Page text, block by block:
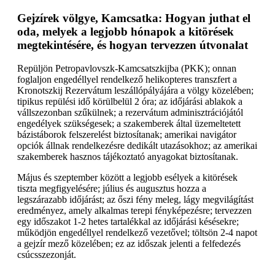
Gejzírek völgye, Kamcsatka: Hogyan juthat el
oda, melyek a legjobb hónapok a kitörések
megtekintésére, és hogyan tervezzen útvonalat
Repüljön Petropavlovszk-Kamcsatszkijba (PKK); onnan
foglaljon engedéllyel rendelkező helikopteres transzfert a
Kronotszkij Rezervátum leszállópályájára a völgy közelében;
tipikus repülési idő körülbelül 2 óra; az időjárási ablakok a
vállszezonban szűkülnek; a rezervátum adminisztrációjától
engedélyek szükségesek; a szakemberek által üzemeltetett
bázistáborok felszerelést biztosítanak; amerikai navigátor
opciók állnak rendelkezésre dedikált utazásokhoz; az amerikai
szakemberek hasznos tájékoztató anyagokat biztosítanak.
Május és szeptember között a legjobb esélyek a kitörések
tiszta megfigyelésére; július és augusztus hozza a
legszárazabb időjárást; az őszi fény meleg, lágy megvilágítást
eredményez, amely alkalmas terepi fényképezésre; tervezzen
egy időszakot 1-2 hetes tartalékkal az időjárási késésekre;
működjön engedéllyel rendelkező vezetővel; töltsön 2-4 napot
a gejzír mező közelében; ez az időszak jelenti a felfedezés
csúcsszezonját.